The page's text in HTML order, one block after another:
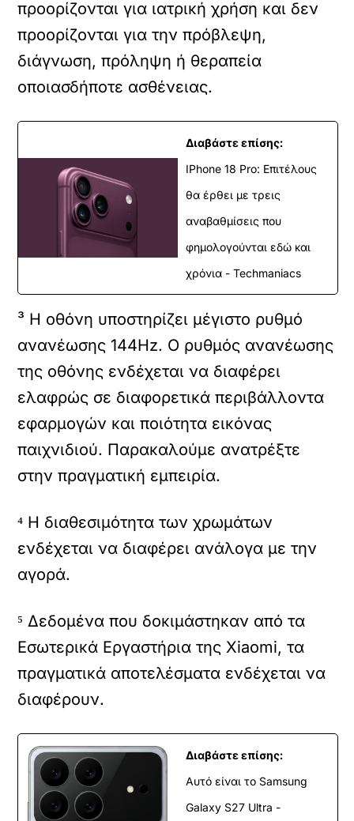
προορίζονται για ιατρική χρήση και δεν
προορίζονται για την πρόβλεψη,
διάγνωση, πρόληψη ή θεραπεία
οποιασδήποτε ασθένειας.
Διαβάστε επίσης:
IPhone 18 Pro: Επιτέλους
θα έρθει με τρεις
αναβαθμίσεις που
φημολογούνται εδώ και
χρόνια - Techmaniacs
³ Η οθόνη υποστηρίζει μέγιστο ρυθμό
ανανέωσης 144Hz. Ο ρυθμός ανανέωσης
της οθόνης ενδέχεται να διαφέρει
ελαφρώς σε διαφορετικά περιβάλλοντα
εφαρμογών και ποιότητα εικόνας
παιχνιδιού. Παρακαλούμε ανατρέξτε
στην πραγματική εμπειρία.
⁴ Η διαθεσιμότητα των χρωμάτων
ενδέχεται να διαφέρει ανάλογα με την
αγορά.
⁵ Δεδομένα που δοκιμάστηκαν από τα
Εσωτερικά Εργαστήρια της Xiaomi, τα
πραγματικά αποτελέσματα ενδέχεται να
διαφέρουν.
Διαβάστε επίσης:
Αυτό είναι το Samsung
Galaxy S27 Ultra -